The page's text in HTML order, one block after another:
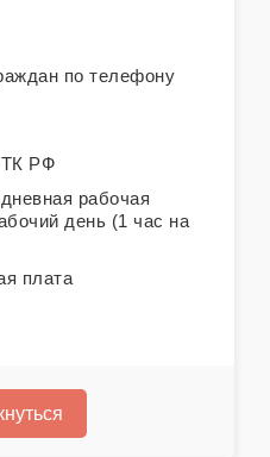
по телефону
ТК РФ
рабочая
день (1 час на
плата